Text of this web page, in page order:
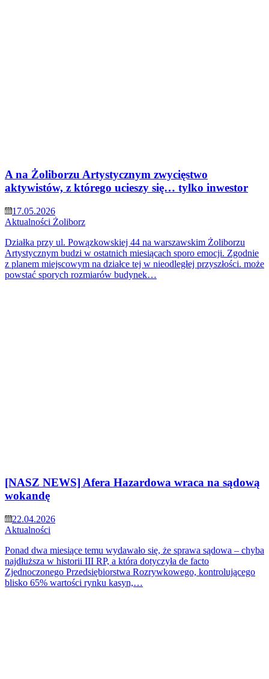
A na Żoliborzu Artystycznym zwycięstwo
aktywistów, z którego ucieszy się… tylko inwestor
17.05.2026
Aktualności Żoliborz
Działka przy ul. Powązkowskiej 44 na warszawskim Żoliborzu
Artystycznym budzi w ostatnich miesiącach sporo emocji. Zgodnie
z planem miejscowym na działce tej w nieodległej przyszłości. może
powstać sporych rozmiarów budynek…
[NASZ NEWS] Afera Hazardowa wraca na sądową
wokandę
22.04.2026
Aktualności
Ponad dwa miesiące temu wydawało się, że sprawa sądowa – chyba
najdłuższa w historii III RP, a która dotyczyła de facto
Zjednoczonego Przedsiębiorstwa Rozrywkowego, kontrolującego
blisko 65% wartości rynku kasyn,…